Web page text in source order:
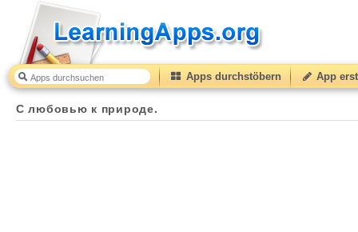
Apps durchstöbern App
С любовью к природе.